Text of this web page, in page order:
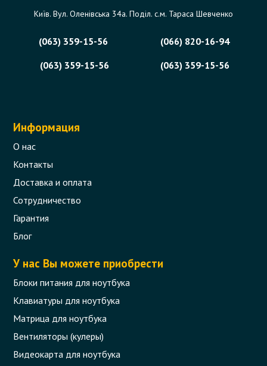
Київ. Вул. Оленівська 34а. Поділ. с.м. Тараса Шевченко
(063) 359-15-56
(066) 820-16-94
(063) 359-15-56
(063) 359-15-56
Информация
О нас
Контакты
Доставка и оплата
Сотрудничество
Гарантия
Блог
У нас Вы можете приобрести
Блоки питания для ноутбука
Клавиатуры для ноутбука
Матрица для ноутбука
Вентиляторы (кулеры)
Видеокарта для ноутбука